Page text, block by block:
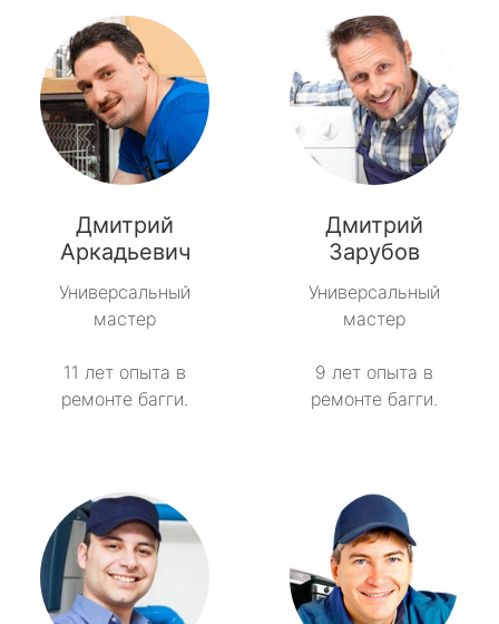
Дмитрий
Аркадьевич
Универсальный
мастер
11 лет опыта в
ремонте багги.
Дмитрий
Зарубов
Универсальный
мастер
9 лет опыта в
ремонте багги.